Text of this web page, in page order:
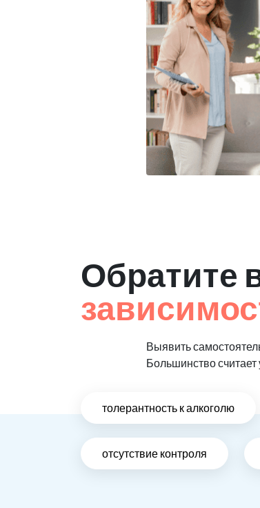
Обратите
Выявить
Большинство
толерантность к алкоголю
отсутствие контроля